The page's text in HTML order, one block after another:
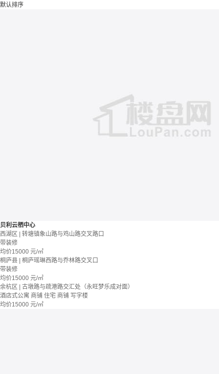
默认排序
贝利云栖中心
西湖区 | 转塘镇象山路与鸡山路交叉路口
带装修
均价15000 元/㎡
桐庐县 | 桐庐瑶琳西路与乔林路交叉口
带装修
均价15000 元/㎡
余杭区 | 古墩路与疏港路交汇处（永旺梦乐成对面）
酒店式公寓 商铺 住宅 商铺 写字楼
均价15000 元/㎡